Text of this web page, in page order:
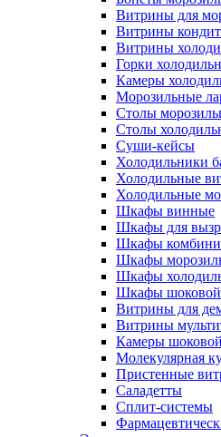
Витрины для
Витрины
Витрины
Горки
Камеры
Морозильные
Столы
Столы
Суши-кейсы
Холодильники
Холодильные
Холодильные
Шкафы винные
Шкафы для
Шкафы
Шкафы
Шкафы
Шкафы шоковой
Витрины для
Витрины
Камеры
Молекулярная
Пристенные
Саладетты
Сплит-системы